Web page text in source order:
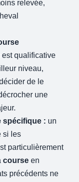
relevée,
est qualificative
niveau,
de le
une
spécifique : un
si les
particulièrement
course en
précédents ne